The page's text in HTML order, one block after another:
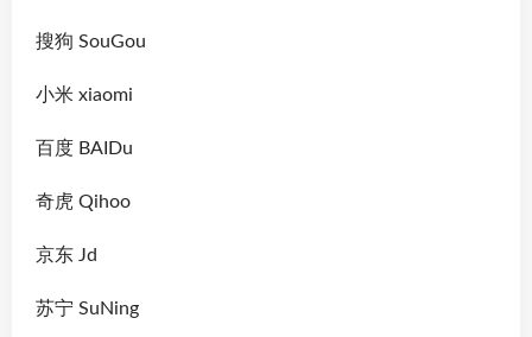
搜狗 SouGou
小米 xiaomi
百度 BAIDu
奇虎 Qihoo
京东 Jd
苏宁 SuNing